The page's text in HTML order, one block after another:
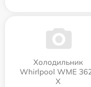
Холодильник
Whirlpool WME
X